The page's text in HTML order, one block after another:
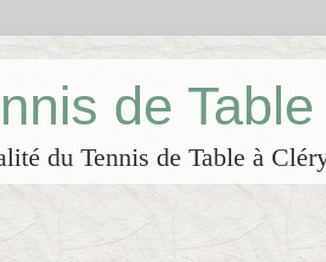
de
du Tennis de Table à